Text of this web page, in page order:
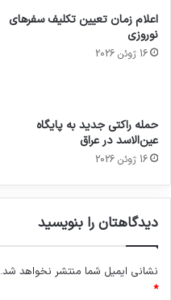
اعلام زمان تعیین تکلیف سفرهای
نوروزی
16 ژوئن 2026
حمله راکتی جدید به پایگاه
عین‌الاسد در عراق
16 ژوئن 2026
دیدگاهتان را بنویسید
نشانی ایمیل شما منتشر نخواهد شد.
*